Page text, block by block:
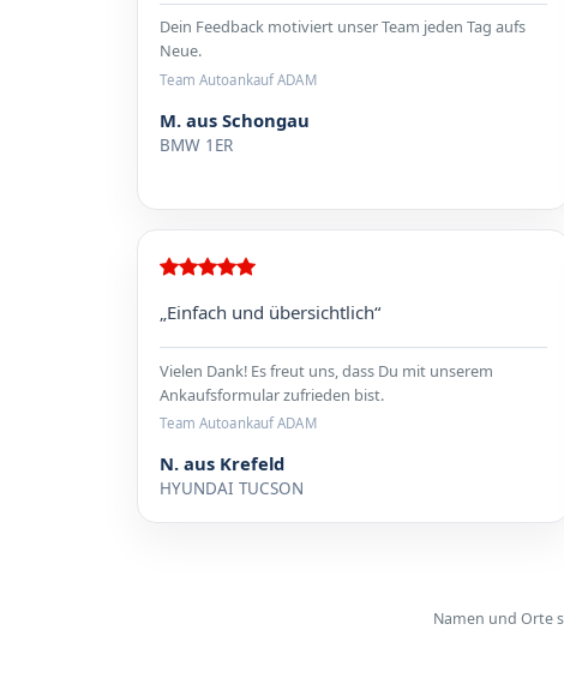
Dein Feedback motiviert unser Team jeden Tag aufs
Neue.
Team Autoankauf ADAM
M. aus Schongau
BMW 1ER
„Einfach und übersichtlich“
Vielen Dank! Es freut uns, dass Du mit unserem
Ankaufsformular zufrieden bist.
Team Autoankauf ADAM
N. aus Krefeld
HYUNDAI TUCSON
Namen und Orte